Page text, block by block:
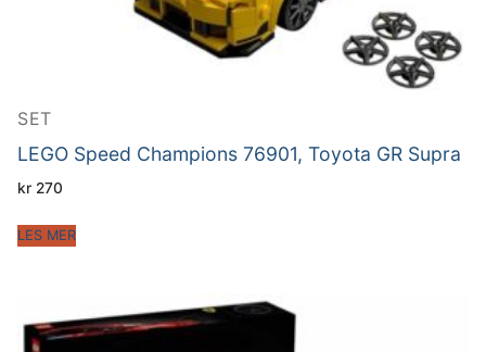
SET
LEGO Speed Champions 76901, Toyota GR Supra
kr 270
LES MER